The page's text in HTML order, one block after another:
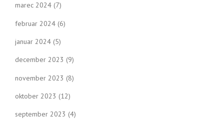
marec 2024 (7)
februar 2024 (6)
januar 2024 (5)
december 2023 (9)
november 2023 (8)
oktober 2023 (12)
september 2023 (4)